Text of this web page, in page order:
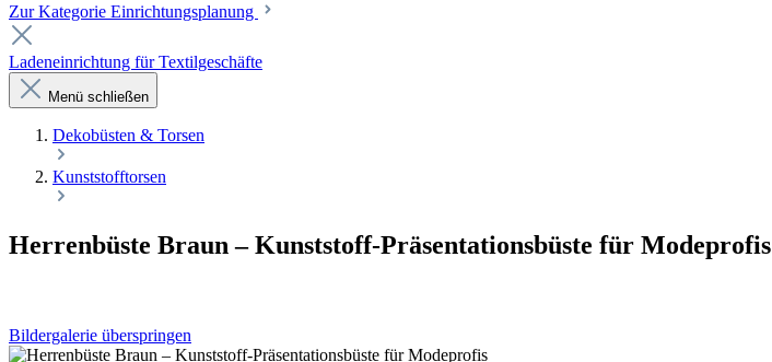
Zur Kategorie Einrichtungsplanung
Ladeneinrichtung für Textilgeschäfte
Menü schließen
Dekobüsten & Torsen
Kunststofftorsen
Herrenbüste Braun – Kunststoff-Präsentationsbüste für Modeprofis
Bildergalerie überspringen